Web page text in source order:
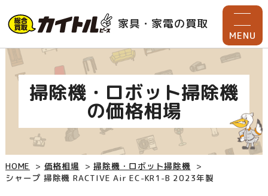
家具・家電の買取
MENU
掃除機・ロボット掃除機
の価格相場
HOME 価格相場
掃除機・ロボット掃除機
シャープ 掃除機 RACTIVE Air EC-KR1-B 2023年製